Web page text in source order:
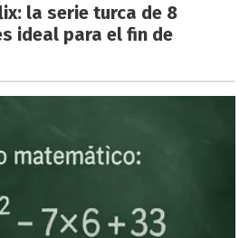
la serie turca de 8
ideal para el fin de